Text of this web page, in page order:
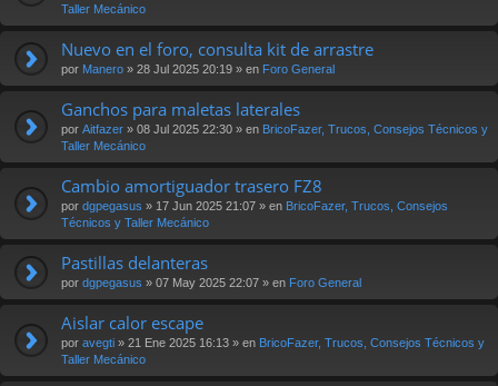
Taller Mecánico
Nuevo en el foro, consulta kit de arrastre
por Manero » 28 Jul 2025 20:19 » en Foro General
Ganchos para maletas laterales
por Aitfazer » 08 Jul 2025 22:30 » en BricoFazer, Trucos, Consejos Técnicos y
Taller Mecánico
Cambio amortiguador trasero FZ8
por dgpegasus » 17 Jun 2025 21:07 » en BricoFazer, Trucos, Consejos
Técnicos y Taller Mecánico
Pastillas delanteras
por dgpegasus » 07 May 2025 22:07 » en Foro General
Aislar calor escape
por avegti » 21 Ene 2025 16:13 » en BricoFazer, Trucos, Consejos Técnicos y
Taller Mecánico